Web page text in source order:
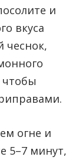
и
вкуса
чеснок,
огне и
5–7 минут,